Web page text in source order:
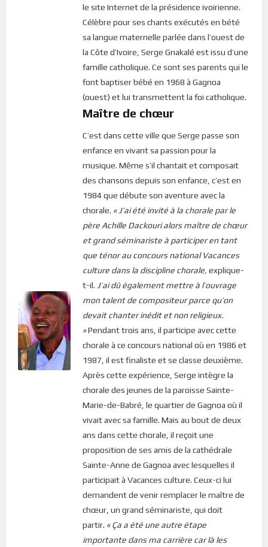
le site Internet de la présidence ivoirienne.
Célèbre pour ses chants exécutés en bété
sa langue maternelle parlée dans l’ouest de
la Côte d’Ivoire, Serge Gnakalé est issu d’une
famille catholique. Ce sont ses parents qui le
font baptiser bébé en 1968 à Gagnoa
(ouest) et lui transmettent la foi catholique.
Maître de chœur
C’est dans cette ville que Serge passe son
enfance en vivant sa passion pour la
musique. Même s’il chantait et composait
des chansons depuis son enfance, c’est en
1984 que débute son aventure avec la
chorale. « J’ai été invité à la chorale par le
père Achille Dackouri alors maître de chœur
et grand séminariste à participer en tant
que ténor au concours national Vacances
culture dans la discipline chorale, explique-
t-il. J’ai dû également mettre à l’ouvrage
mon talent de compositeur parce qu’on
devait chanter inédit et non religieux.
»Pendant trois ans, il participe avec cette
chorale à ce concours national où en 1986 et
1987, il est finaliste et se classe deuxième.
Après cette expérience, Serge intègre la
chorale des jeunes de la paroisse Sainte-
Marie-de-Babré, le quartier de Gagnoa où il
vivait avec sa famille. Mais au bout de deux
ans dans cette chorale, il reçoit une
proposition de ses amis de la cathédrale
Sainte-Anne de Gagnoa avec lesquelles il
participait à Vacances culture. Ceux-ci lui
demandent de venir remplacer le maître de
chœur, un grand séminariste, qui doit
partir. « Ça a été une autre étape
importante dans ma carrière car là les